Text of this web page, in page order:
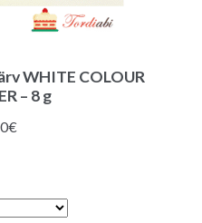
WHITE COLOUR
– 8 g
€